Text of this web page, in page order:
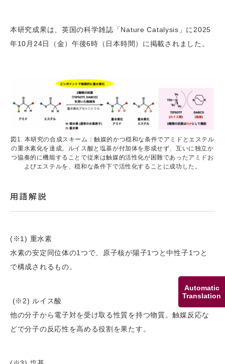
Automatic
Translation
本研究成果は、英国の科学雑誌「Nature Catalysis」に2025
年10月24日（金）午後6時（日本時間）に掲載されました。
図1. 本研究の合成スキーム：触媒的かつ穏和な条件でアミドとエステル
の重水素化を達成。ルイス酸と塩基が付加体を形成せず、互いに独立か
つ協奏的に機能することで従来は触媒的活性化が困難であったアミドお
よびエステルを、穏和な条件下で活性化することに成功した。
用語解説
(※1) 重水素
水素の安定同位体の1つで、原子核が陽子1つと中性子1つと
で構成されるもの。
(※2) ルイス酸
他の分子から電子対を受け取る性質を持つ物質。触媒反応な
どで分子の反応性を高める役割を果たす。